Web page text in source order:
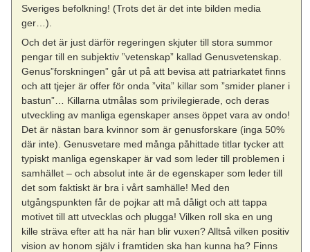
Sveriges befolkning! (Trots det är det inte bilden media
ger…).
Och det är just därför regeringen skjuter till stora summor
pengar till en subjektiv ”vetenskap” kallad Genusvetenskap.
Genus”forskningen” går ut på att bevisa att patriarkatet finns
och att tjejer är offer för onda ”vita” killar som ”smider planer i
bastun”… Killarna utmålas som privilegierade, och deras
utveckling av manliga egenskaper anses öppet vara av ondo!
Det är nästan bara kvinnor som är genusforskare (inga 50%
där inte). Genusvetare med många påhittade titlar tycker att
typiskt manliga egenskaper är vad som leder till problemen i
samhället – och absolut inte är de egenskaper som leder till
det som faktiskt är bra i vårt samhälle! Med den
utgångspunkten får de pojkar att må dåligt och att tappa
motivet till att utvecklas och plugga! Vilken roll ska en ung
kille sträva efter att ha när han blir vuxen? Alltså vilken positiv
vision av honom själv i framtiden ska han kunna ha? Finns